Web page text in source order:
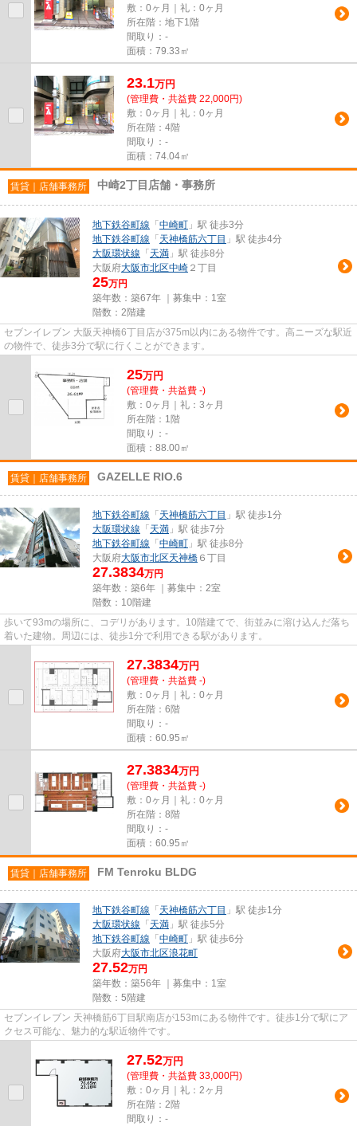
敷：0ヶ月｜礼：0ヶ月
所在階：地下1階
間取り：-
面積：79.33㎡
23.1万円
(管理費・共益費 22,000円)
敷：0ヶ月｜礼：0ヶ月
所在階：4階
間取り：-
面積：74.04㎡
賃貸｜店舗事務所 中崎2丁目店舗・事務所
地下鉄谷町線 「 中崎町 」駅 徒歩3分
地下鉄谷町線 「 天神橋筋六丁目 」駅 徒歩4分
大阪環状線 「 天満 」駅 徒歩8分
大阪府大阪市北区中崎 ２丁目
25万円
築年数：築67年 ｜募集中： 1室
階数：2階建
セブンイレブン 大阪天神橋6丁目店が375m以内にある物件です。高ニーズな駅近
の物件で、徒歩3分で駅に行くことができます。
25万円
(管理費・共益費 -)
敷：0ヶ月｜礼：3ヶ月
所在階：1階
間取り：-
面積：88.00㎡
賃貸｜店舗事務所 GAZELLE RIO.6
地下鉄谷町線 「 天神橋筋六丁目 」駅 徒歩1分
大阪環状線 「 天満 」駅 徒歩7分
地下鉄谷町線 「 中崎町 」駅 徒歩8分
大阪府大阪市北区天神橋 ６丁目
27.3834万円
築年数：築6年 ｜募集中： 2室
階数：10階建
歩いて93mの場所に、コデリがあります。10階建てで、街並みに溶け込んだ落ち
着いた建物。周辺には、徒歩1分で利用できる駅があります。
27.3834万円
(管理費・共益費 -)
敷：0ヶ月｜礼：0ヶ月
所在階：6階
間取り：-
面積：60.95㎡
27.3834万円
(管理費・共益費 -)
敷：0ヶ月｜礼：0ヶ月
所在階：8階
間取り：-
面積：60.95㎡
賃貸｜店舗事務所 FM Tenroku BLDG
地下鉄谷町線 「 天神橋筋六丁目 」駅 徒歩1分
大阪環状線 「 天満 」駅 徒歩5分
地下鉄谷町線 「 中崎町 」駅 徒歩6分
大阪府大阪市北区浪花町
27.52万円
築年数：築56年 ｜募集中： 1室
階数：5階建
セブンイレブン 天神橋筋6丁目駅南店が153mにある物件です。徒歩1分で駅にア
クセス可能な、魅力的な駅近物件です。
27.52万円
(管理費・共益費 33,000円)
敷：0ヶ月｜礼：2ヶ月
所在階：2階
間取り：-